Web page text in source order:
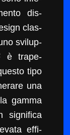
dis­
clas­
svilup­
è trape­
tipo
una
gam­ma
sig­nifi­ca
effi­